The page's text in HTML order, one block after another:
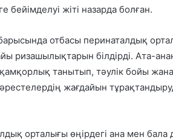
бейімделуі жіті назарда болған.
отбасы перинаталдық
ризашылықтарын білдірді. Ата-
танытып, тәулік бойы
жағдайын
орталығы өңірдегі ана мен